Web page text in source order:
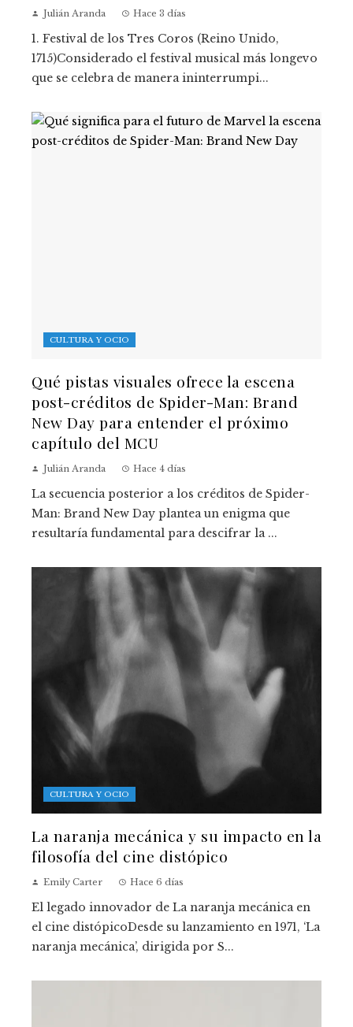
Julián Aranda Hace 3 días
1. Festival de los Tres Coros (Reino Unido,
1715)Considerado el festival musical más longevo
que se celebra de manera ininterrumpi...
CULTURA Y OCIO
Qué pistas visuales ofrece la escena
post-créditos de Spider-Man: Brand
New Day para entender el próximo
capítulo del MCU
Julián Aranda Hace 4 días
La secuencia posterior a los créditos de Spider-
Man: Brand New Day plantea un enigma que
resultaría fundamental para descifrar la ...
CULTURA Y OCIO
La naranja mecánica y su impacto en la
filosofía del cine distópico
Emily Carter Hace 6 días
El legado innovador de La naranja mecánica en
el cine distópicoDesde su lanzamiento en 1971, ‘La
naranja mecánica’, dirigida por S...